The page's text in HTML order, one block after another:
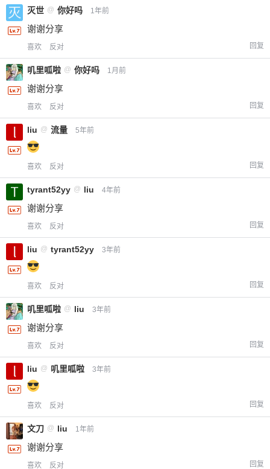
灭世 @ 你好吗 1年前
谢谢分享
喜欢 反对 回复
叽里呱啦 @ 你好吗 1月前
谢谢分享
喜欢 反对 回复
liu @ 流量 5年前
喜欢 反对 回复
tyrant52yy @ liu 4年前
谢谢分享
喜欢 反对 回复
liu @ tyrant52yy 3年前
喜欢 反对 回复
叽里呱啦 @ liu 3年前
谢谢分享
喜欢 反对 回复
liu @ 叽里呱啦 3年前
喜欢 反对 回复
文刀 @ liu 1年前
谢谢分享
喜欢 反对 回复